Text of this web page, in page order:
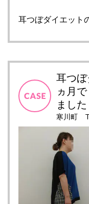
耳つぼダイエット
耳つ
ヵ月
ました
寒川町 T